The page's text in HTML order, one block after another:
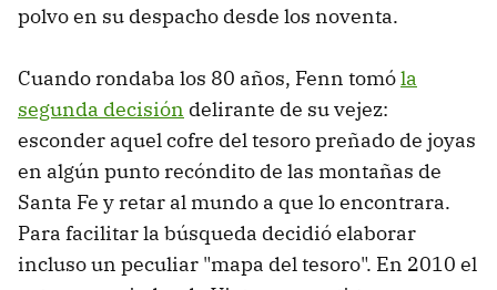
polvo en su despacho desde los noventa.
Cuando rondaba los 80 años, Fenn tomóla
segunda decisión delirante de su vejez:
esconder aquel cofre del tesoro preñado de joyas
en algún punto recóndito de las montañas de
Santa Fe y retar al mundo a que lo encontrara.
Para facilitar la búsqueda decidió elaborar
incluso un peculiar "mapa del tesoro". En 2010 el